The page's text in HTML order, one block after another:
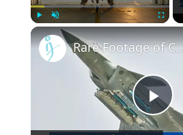
Play Unmute
Rare Footage of China's Cutting-Edge